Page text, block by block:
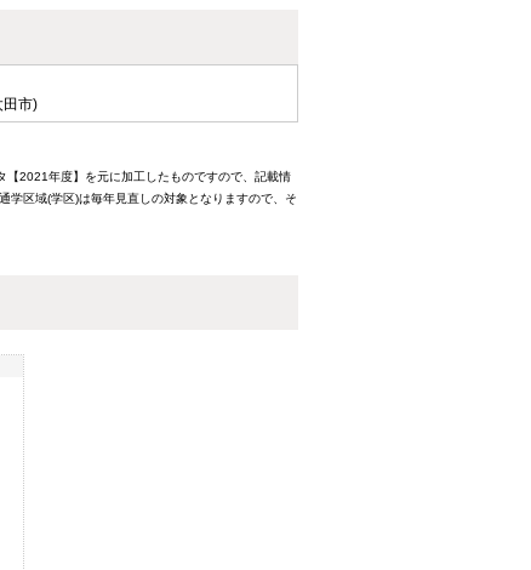
田市)
【2021年度】を元に加工したものですので、記載情
学区域(学区)は毎年見直しの対象となりますので、そ